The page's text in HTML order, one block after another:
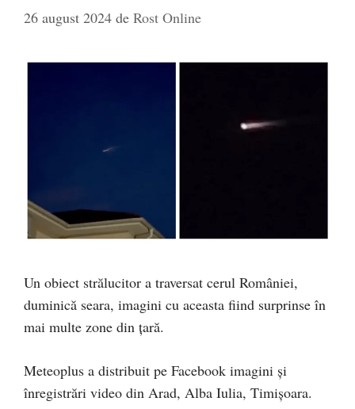
26 august 2024 de Rost Online
Un obiect strălucitor a traversat cerul României,
duminică seara, imagini cu aceasta fiind surprinse în
mai multe zone din țară.
Meteoplus a distribuit pe Facebook imagini și
înregistrări video din Arad, Alba Iulia, Timișoara.